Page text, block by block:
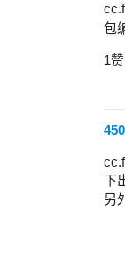
包
1赞
下
另